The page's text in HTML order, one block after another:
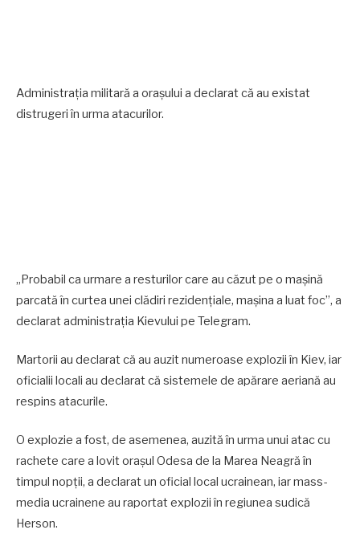
Administrația militară a orașului a declarat că au existat
distrugeri în urma atacurilor.
„Probabil ca urmare a resturilor care au căzut pe o mașină
parcată în curtea unei clădiri rezidențiale, mașina a luat foc”, a
declarat administrația Kievului pe Telegram.
Martorii au declarat că au auzit numeroase explozii în Kiev, iar
oficialii locali au declarat că sistemele de apărare aeriană au
respins atacurile.
O explozie a fost, de asemenea, auzită în urma unui atac cu
rachete care a lovit orașul Odesa de la Marea Neagră în
timpul nopții, a declarat un oficial local ucrainean, iar mass-
media ucrainene au raportat explozii în regiunea sudică
Herson.